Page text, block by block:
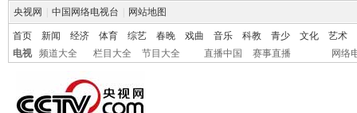
央视网 中国网络电视台 网站地图
首页 新闻 经济 体育 综艺 春晚 戏曲 音乐 科教 青少 文化
艺术
电视
频道大全 栏目大全 节目大全 直播中国 赛事直播 网络